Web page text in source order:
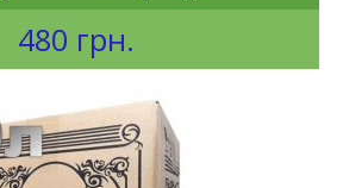
480 грн.